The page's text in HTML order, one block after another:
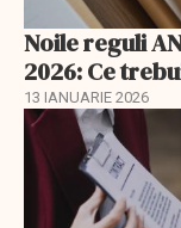
Noile reguli
2026: Ce
13 IANUARIE 2026